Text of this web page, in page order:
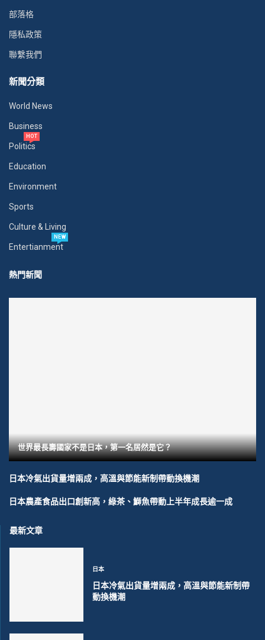
部落格
隱私政策
聯繫我們
新聞分類
World News
Business
Politics
HOT
Education
Environment
Sports
Culture & Living
Entertianment
NEW
熱門新聞
世界最長壽國家不是日本，第一名居然是它？
日本冷氣出貨量增兩成，高溫與節能新制帶動換機潮
日本農產食品出口創新高，綠茶、鰤魚帶動上半年成長逾一成
最新文章
日本
日本冷氣出貨量增兩成，高溫與節能新制帶
動換機潮